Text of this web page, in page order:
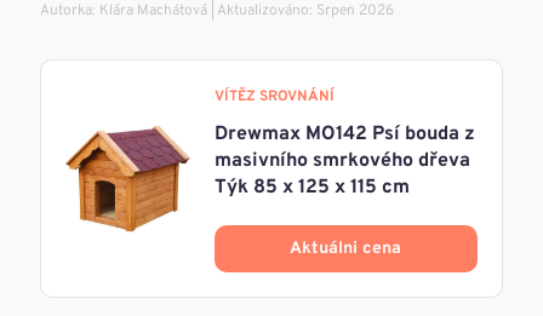
Autorka: Klára Machátová | Aktualizováno: Srpen 2026
VÍTĚZ SROVNÁNÍ
Drewmax MO142 Psí bouda z
masivního smrkového dřeva
Týk 85 x 125 x 115 cm
Aktuálni cena